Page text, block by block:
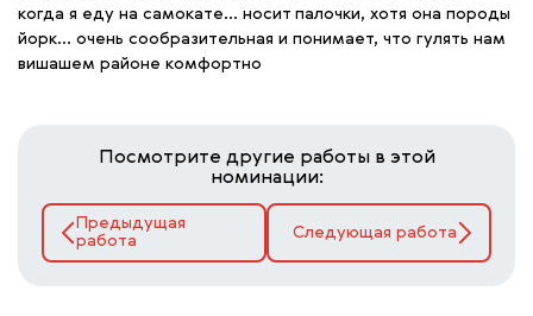
когда я еду на самокате… носит палочки, хотя она породы
йорк… очень сообразительная и понимает, что гулять нам
вишашем районе комфортно
Посмотрите другие работы в этой
номинации:
Предыдущая
работа
Следующая работа